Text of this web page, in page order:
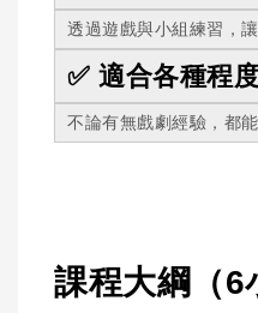
透過遊戲與小組練習，
✅ 適合各種程
不論有無戲劇經驗，都
課程大綱（6